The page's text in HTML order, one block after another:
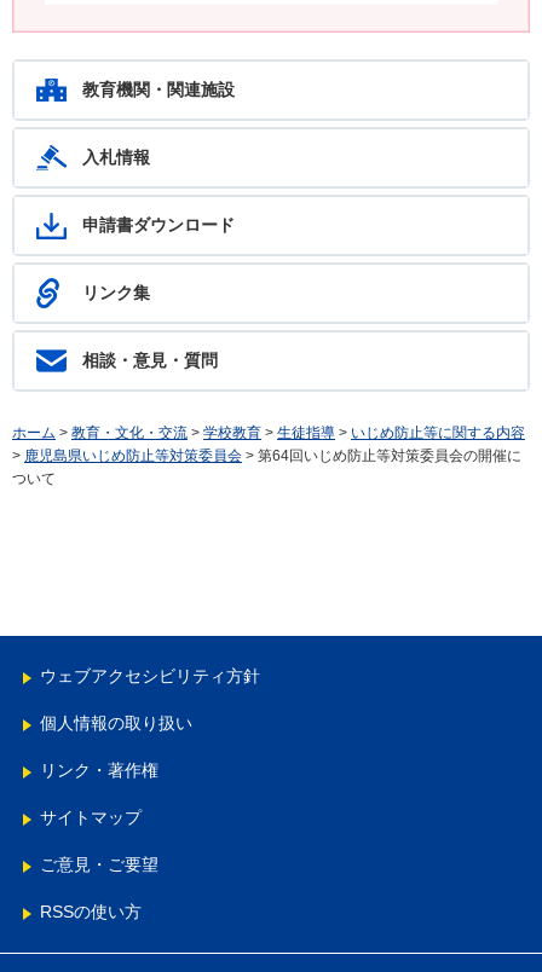
ます。フリーダイヤル：0120-783-574
教育機関・関連施設
入札情報
申請書ダウンロード
リンク集
相談・意見・質問
ホーム > 教育・文化・交流 > 学校教育 > 生徒指導 > いじめ防止等に関する内容
> 鹿児島県いじめ防止等対策委員会 > 第64回いじめ防止等対策委員会の開催に
ついて
ウェブアクセシビリティ方針
個人情報の取り扱い
リンク・著作権
サイトマップ
ご意見・ご要望
RSSの使い方